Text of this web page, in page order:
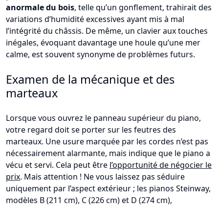
anormale du bois, telle qu’un gonflement, trahirait des
variations d’humidité excessives ayant mis à mal
l’intégrité du châssis. De même, un clavier aux touches
inégales, évoquant davantage une houle qu’une mer
calme, est souvent synonyme de problèmes futurs.
Examen de la mécanique et des
marteaux
Lorsque vous ouvrez le panneau supérieur du piano,
votre regard doit se porter sur les feutres des
marteaux. Une usure marquée par les cordes n’est pas
nécessairement alarmante, mais indique que le piano a
vécu et servi. Cela peut être l’opportunité de négocier le
prix. Mais attention ! Ne vous laissez pas séduire
uniquement par l’aspect extérieur ; les pianos Steinway,
modèles B (211 cm), C (226 cm) et D (274 cm),